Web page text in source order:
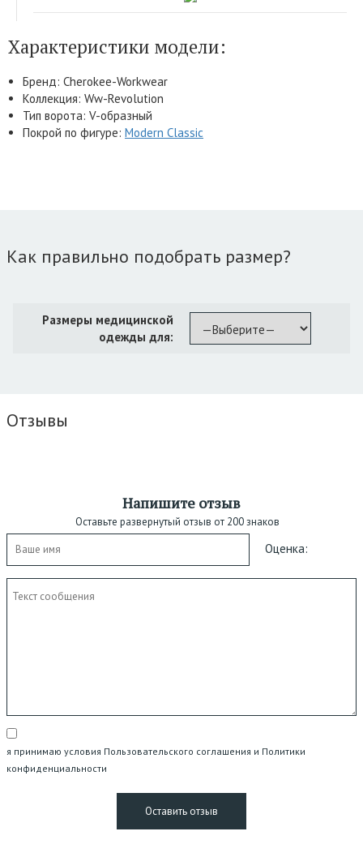
Характеристики модели:
Бренд: Cherokee-Workwear
Коллекция: Ww-Revolution
Тип ворота: V-образный
Покрой по фигуре: Modern Classic
Как правильно подобрать размер?
Размеры медицинской
одежды для:
Отзывы
Напишите отзыв
Оставьте развернутый отзыв от 200 знаков
Оценка:
я принимаю условия Пользовательского соглашения и Политики
конфиденциальности